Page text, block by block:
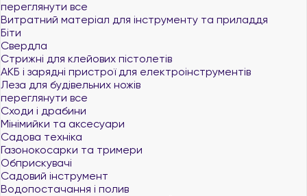
переглянути все
Витратний матеріал для інструменту та приладдя
Біти
Свердла
Стрижні для клейових пістолетів
АКБ і зарядні пристрої для електроінструментів
Леза для будівельних ножів
переглянути все
Сходи і драбини
Мінімийки та аксесуари
Садова техніка
Газонокосарки та тримери
Обприскувачі
Садовий інструмент
Водопостачання і полив